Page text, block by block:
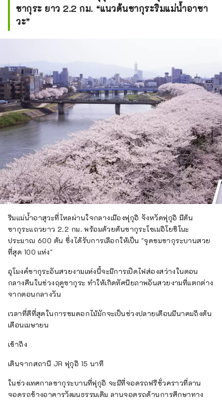
ซากุระ ยาว 2.2 กม. “แนวต้นซากุระริมแม่น้ำอาซา
วะ”
ริมแม่น้ำอาสุวะที่ไหลผ่านใจกลางเมืองฟุกุอิ จังหวัดฟุกุอิ มีต้น
ซากุระแถวยาว 2.2 กม. พร้อมด้วยต้นซากุระโซเมอิโยชิโนะ
ประมาณ 600 ต้น ซึ่งได้รับการเลือกให้เป็น "จุดชมซากุระบานสวย
ที่สุด 100 แห่ง"
อุโมงค์ซากุระอันสวยงามแห่งนี้จะมีการเปิดไฟส่องสว่างในตอน
กลางคืนในช่วงฤดูซากุระ ทำให้เกิดทัศนียภาพอันสวยงามที่แตกต่าง
จากตอนกลางวัน
เวลาที่ดีที่สุดในการชมดอกไม้มักจะเป็นช่วงปลายเดือนมีนาคมถึงต้น
เดือนเมษายน
เข้าถึง
เดินจากสถานี JR ฟุกุอิ 15 นาที
ในช่วงเทศกาลซากุระบานที่ฟุกุอิ จะมีที่จอดรถฟรีชั่วคราวที่ลาน
จอดรถข้างอาคารวัฒนธรรมเดิม ลานจอดรถด้านการศึกษาทาง